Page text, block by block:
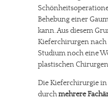
Behebung einer
kann. Aus diesem
Kieferchirurgen nach
Studium noch eine
plastischen
Die Kieferchirurgie
durchmehrere